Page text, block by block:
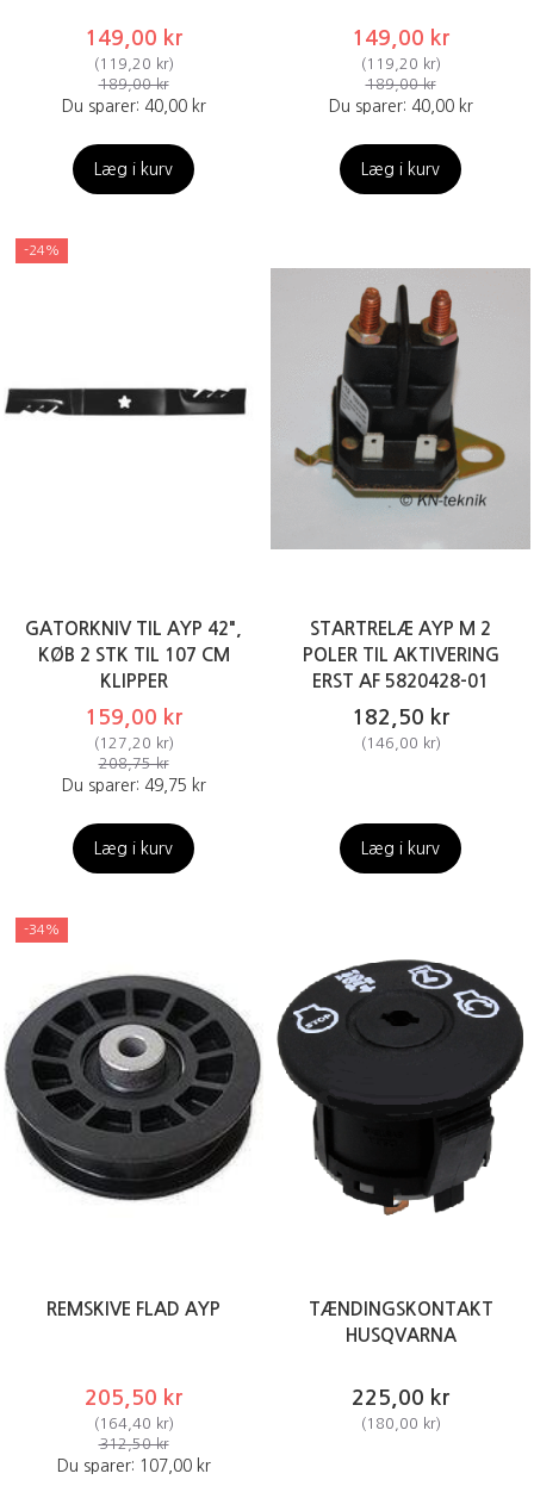
149,00 kr
( 119,20 kr)
189,00 kr
Du sparer: 40,00 kr
Læg i kurv
149,00 kr
( 119,20 kr)
189,00 kr
Du sparer: 40,00 kr
Læg i kurv
-24%
GATORKNIV TIL AYP 42",
KØB 2 STK TIL 107 CM
KLIPPER
159,00 kr
( 127,20 kr)
208,75 kr
Du sparer: 49,75 kr
Læg i kurv
STARTRELÆ AYP M 2
POLER TIL AKTIVERING
ERST AF 5820428-01
182,50 kr
( 146,00 kr)
Læg i kurv
-34%
REMSKIVE FLAD AYP
205,50 kr
(164,40 kr)
312,50 kr
Du sparer: 107,00 kr
TÆNDINGSKONTAKT
HUSQVARNA
225,00 kr
(180,00 kr)